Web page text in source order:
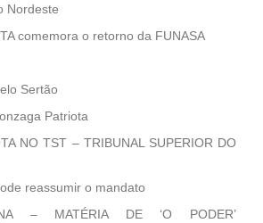
Nordeste
comemora o retorno da FUNASA
Sertão
Patriota
NO TST – TRIBUNAL SUPERIOR DO
reassumir o mandato
– MATÉRIA DE ‘O PODER’